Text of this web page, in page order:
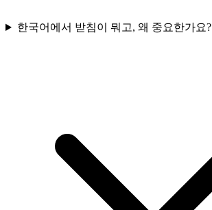
한국어에서 받침이 뭐고, 왜 중요한가요?